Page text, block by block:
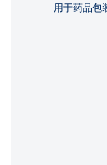
用于药品包